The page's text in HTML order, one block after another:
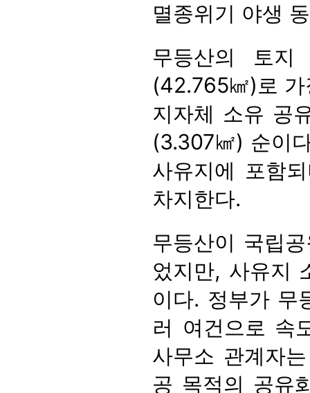
멸종위기 야생
무등산의 토
(42.765㎢)로
지자체 소유 공
(3.307㎢) 순이
사유지에 포함
차지한다.
무등산이 국립
었지만, 사유지
이다. 정부가 무
러 여건으로 속
사무소 관계자
공 목적의 공유